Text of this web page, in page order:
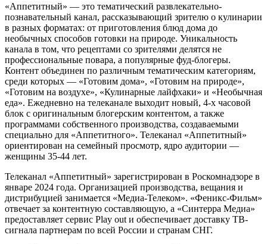
«Аппетитный» — это тематический развлекательно-
познавательный канал, рассказывающий зрителю о кулинарии
в разных форматах: от приготовления блюд дома до
необычных способов готовки на природе. Уникальность
канала в том, что рецептами со зрителями делятся не
профессиональные повара, а популярные фуд-блогеры.
Контент объединен по различным тематическим категориям,
среди которых — «Готовим дома», «Готовим на природе»,
«Готовим на воздухе», «Кулинарные лайфхаки» и «Необычная
еда». Ежедневно на телеканале выходит новый, 4-х часовой
блок с оригинальным блогерским контентом, а также
программами собственного производства, создаваемыми
специально для «Аппетитного». Телеканал «Аппетитный»
ориентирован на семейный просмотр, ядро аудитории —
женщины 35-44 лет.
Телеканал «Аппетитный» зарегистрирован в Роскомнадзоре в
январе 2024 года. Организацией производства, вещания и
дистрибуцией занимается «Медиа-Телеком». «Феникс-Фильм»
отвечает за контентную составляющую, а «Синтерра Медиа»
предоставляет сервис Play out и обеспечивает доставку ТВ-
сигнала партнерам по всей России и странам СНГ.